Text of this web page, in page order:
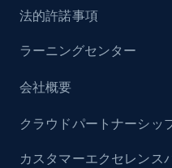
法的許諾事項
ラーニングセンター
会社概要
クラウドパートナーシッ
カスタマーエクセレンス